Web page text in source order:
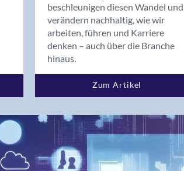
Bolligen
Bonaduz
Bonstetten
Bottighofen
beschleunigen diesen Wandel und
verändern nachhaltig, wie wir
arbeiten, führen und Karriere
denken – auch über die Branche
hinaus.
Zum Artikel